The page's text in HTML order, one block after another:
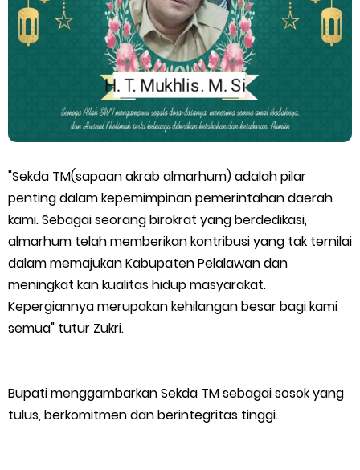
Bencana Terus Mengancam, Pembangunan Jalan Tol
Bukittinggi–Padang Panjang–Sicincin Sangat Mendesak
Green Policing Goes to School, Ketua Bhayangkari Cabang
dan Gambut
Kapolres Kep. Meranti Besuk Tokoh Masyarakat H. Katan di
RSUD Selatpanjang
Polsek Sabak Auh Bersama UPTD Pertanian Siapkan Lahan
Mantan Wakil Ketua DPRD Riau Dukung Penuh Penerbitan Buku
Sejarah Perjuangan Lahirnya Kabupaten Kepulauan
"Sekda TM(sapaan akrab almarhum) adalah pilar
penting dalam kepemimpinan pemerintahan daerah
kami. Sebagai seorang birokrat yang berdedikasi,
almarhum telah memberikan kontribusi yang tak ternilai
dalam memajukan Kabupaten Pelalawan dan
meningkat kan kualitas hidup masyarakat.
Kepergiannya merupakan kehilangan besar bagi kami
semua" tutur Zukri.
Bupati menggambarkan Sekda TM sebagai sosok yang
tulus, berkomitmen dan berintegritas tinggi.